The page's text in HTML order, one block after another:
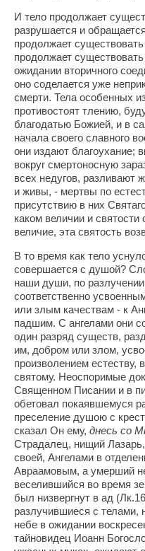
И тело продолжает
разрушается и
продолжает
продолжает
ожидании вторичного
оно соделается уже
смерти. Тела особенных
противостоят тлению,
благодатью Божией, и в
начала своего славного
они издают благоухание;
вокруг смертоносную
всех недугов, разливают
и живы, - мертвы по
присутствию в них
каком величии и святости
величие, эта святость
В то время как тело
совершается с душой?
наши души, по
соответственно
или злым качествам - к
падшим. С ангелами они
один разряд существ,
им, добром или злом,
произволением естеству,
святому. Неоспоримые
Священном Писании и в
обетовал покаявшемуся
преселение душою с
сказал Он ему, днесь со
Страдалец, нищий
своей, Ангелами в
Авраамовым, а умерший
веселившийся во время
был низвергнут в ад
разлучившиеся с
небе в ожидании
тайновидец Иоанн